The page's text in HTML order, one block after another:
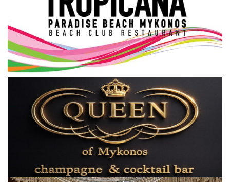
Cost Of Living Crisis
Opinion + Analysis
L’Art des Sens
Local Elections 2023
Elections 2023